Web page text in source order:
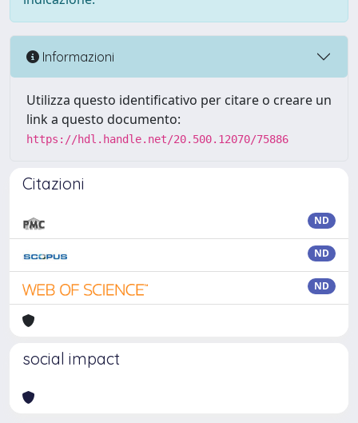
Informazioni
Utilizza questo identificativo per citare o creare un
link a questo documento:
https://hdl.handle.net/20.500.12070/75886
Citazioni
ND
ND
ND
social impact